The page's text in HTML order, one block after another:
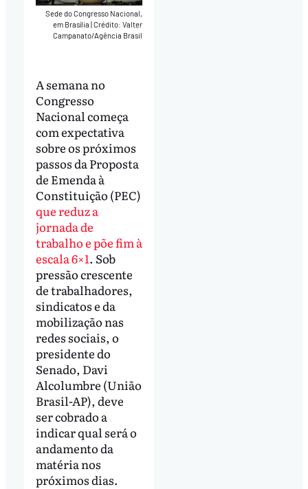
Sede do Congresso Nacional,
em Brasília|Crédito: Valter
Campanato/Agência Brasil
A semana no
Congresso
Nacional começa
com expectativa
sobre os próximos
passos da Proposta
de Emenda à
Constituição (PEC)
que reduz a
jornada de
trabalho e põe fim à
escala 6×1. Sob
pressão crescente
de trabalhadores,
sindicatos e da
mobilização nas
redes sociais, o
presidente do
Senado, Davi
Alcolumbre (União
Brasil-AP), deve
ser cobrado a
indicar qual será o
andamento da
matéria nos
próximos dias.